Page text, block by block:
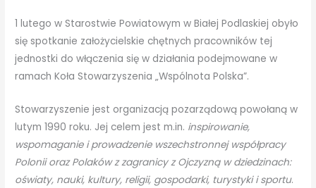
1 lutego w Starostwie Powiatowym w Białej Podlaskiej obyło
się spotkanie założycielskie chętnych pracowników tej
jednostki do włączenia się w działania podejmowane w
ramach Koła Stowarzyszenia „Wspólnota Polska”.
Stowarzyszenie jest organizacją pozarządową powołaną w
lutym 1990 roku. Jej celem jest m.in. inspirowanie,
wspomaganie i prowadzenie wszechstronnej współpracy
Polonii oraz Polaków z zagranicy z Ojczyzną w dziedzinach:
oświaty, nauki, kultury, religii, gospodarki, turystyki i sportu.